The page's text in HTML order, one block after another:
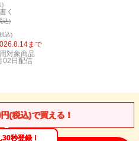
)
く
込)
込)
まで
対象商品
02日 配信
円(税込)で買える！
秒登録！